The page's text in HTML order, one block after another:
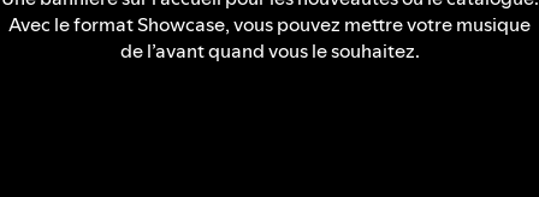
Avec le format Showcase, vous pouvez mettre votre musique
de l’avant quand vous le souhaitez.